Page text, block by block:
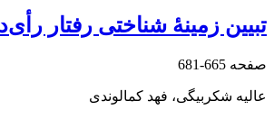
تبیین زمینۀ شناختی رفتار رأی‌دهی در
صفحه 665-681
عالیه شکربیگی، فهد کمالوندی